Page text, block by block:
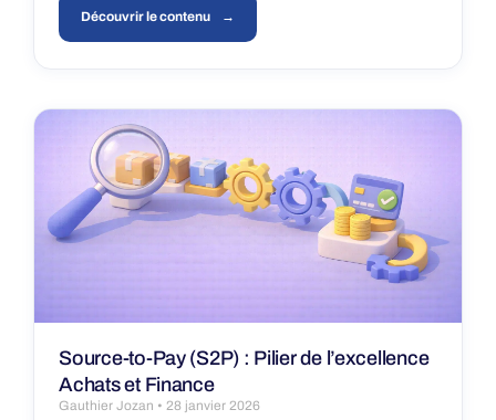
Découvrir le contenu
Source-to-Pay (S2P) : Pilier de l’excellence
Achats et Finance
Gauthier Jozan 28 janvier 2026